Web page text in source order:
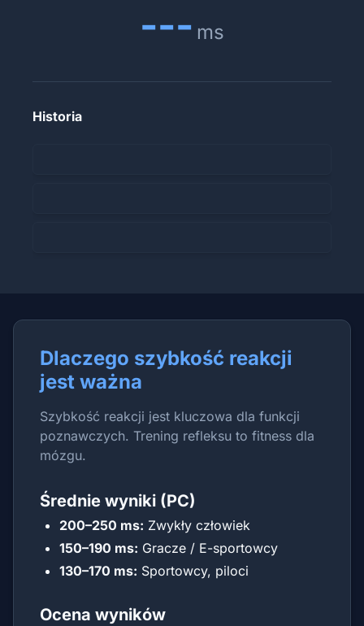
--- ms
Historia
Dlaczego szybkość reakcji
jest ważna
Szybkość reakcji jest kluczowa dla funkcji
poznawczych. Trening refleksu to fitness dla
mózgu.
Średnie wyniki (PC)
200–250 ms: Zwykły człowiek
150–190 ms: Gracze / E-sportowcy
130–170 ms: Sportowcy, piloci
Ocena wyników